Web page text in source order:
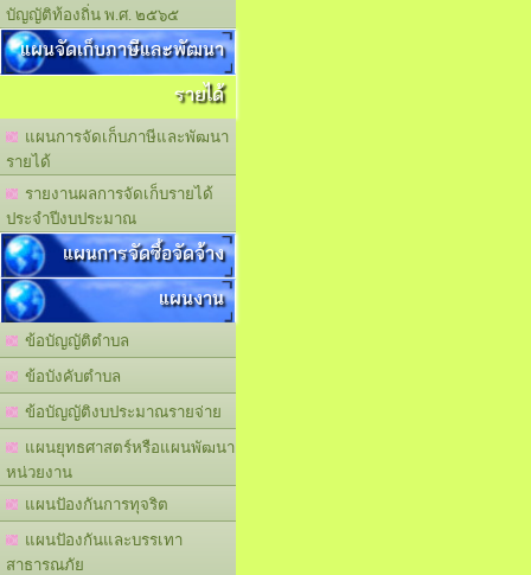
บัญญัติท้องถิ่น พ.ศ. ๒๕๖๕
แผนจัดเก็บภาษีและพัฒนา
รายได้
แผนการจัดเก็บภาษีและพัฒนา
รายได้
รายงานผลการจัดเก็บรายได้
ประจำปีงบประมาณ
แผนการจัดซื้อจัดจ้าง
แผนงาน
ข้อบัญญัติตำบล
ข้อบังคับตำบล
ข้อบัญญัติงบประมาณรายจ่าย
แผนยุทธศาสตร์หรือแผนพัฒนา
หน่วยงาน
แผนปัองกันการทุจริต
แผนปัองกันและบรรเทา
สาธารณภัย